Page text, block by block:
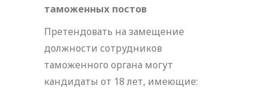
таможенных постов
Претендовать на замещение
должности сотрудников
таможенного органа могут
кандидаты от 18 лет, имеющие: